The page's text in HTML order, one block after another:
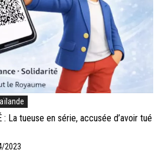
: La tueuse en série, accusée d’avoir tué
2023